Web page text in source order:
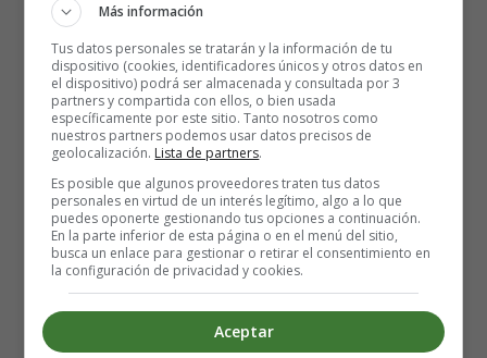
Última actualización: 03 Marzo 2015
Leer más: Historias del Sol - Cuentos Infantiles
Cortos
Colorear Dibujo día del Padre
20
Más información
Tus datos personales se tratarán y la información de tu
dispositivo (cookies, identificadores únicos y otros datos en
el dispositivo) podrá ser almacenada y consultada por 3
partners y compartida con ellos, o bien usada
específicamente por este sitio. Tanto nosotros como
nuestros partners podemos usar datos precisos de
geolocalización. Lista de partners.
Es posible que algunos proveedores traten tus datos
personales en virtud de un interés legítimo, algo a lo que
puedes oponerte gestionando tus opciones a continuación.
En la parte inferior de esta página o en el menú del sitio,
busca un enlace para gestionar o retirar el consentimiento en
la configuración de privacidad y cookies.
Aceptar